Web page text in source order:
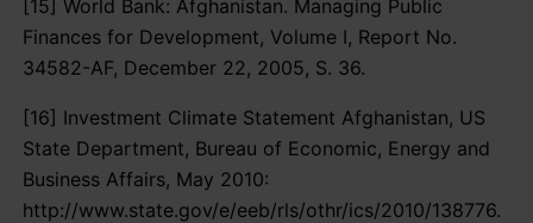
[15] World Bank: Afghanistan. Managing Public
Finances for Development, Volume I, Report No.
34582-AF, December 22, 2005, S. 36.
[16] Investment Climate Statement Afghanistan, US
State Department, Bureau of Economic, Energy and
Business Affairs, May 2010:
http://www.state.gov/e/eeb/rls/othr/ics/2010/138776.